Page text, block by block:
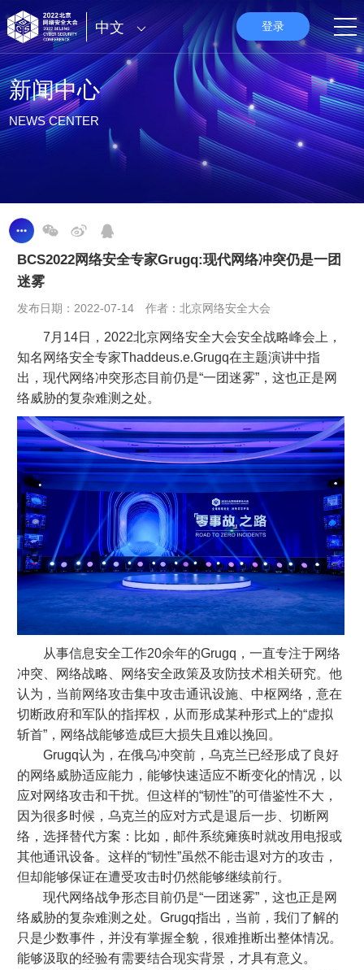
中文 登录
新闻中心
NEWS CENTER
BCS2022网络安全专家Grugq:现代网络冲突仍是一团
迷雾
发布日期：2022-07-14 作者：北京网络安全大会
7月14日，2022北京网络安全大会安全战略峰会上，
知名网络安全专家Thaddeus.e.Grugq在主题演讲中指
出，现代网络冲突形态目前仍是“一团迷雾”，这也正是网
络威胁的复杂难测之处。
从事信息安全工作20余年的Grugq，一直专注于网络
冲突、网络战略、网络安全政策及攻防技术相关研究。他
认为，当前网络攻击集中攻击通讯设施、中枢网络，意在
切断政府和军队的指挥权，从而形成某种形式上的“虚拟
斩首”，网络战能够造成巨大损失且难以挽回。
Grugq认为，在俄乌冲突前，乌克兰已经形成了良好
的网络威胁适应能力，能够快速适应不断变化的情况，以
应对网络攻击和干扰。但这样的“韧性”的可借鉴性不大，
因为很多时候，乌克兰的应对方式是退后一步、切断网
络，选择替代方案：比如，邮件系统瘫痪时就改用电报或
其他通讯设备。这样的“韧性”虽然不能击退对方的攻击，
但却能够保证在遭受攻击时仍然能够继续前行。
现代网络战争形态目前仍是“一团迷雾”，这也正是网
络威胁的复杂难测之处。Grugq指出，当前，我们了解的
只是少数事件，并没有掌握全貌，很难推断出整体情况。
能够汲取的经验有需要结合现实背景，才具有意义。